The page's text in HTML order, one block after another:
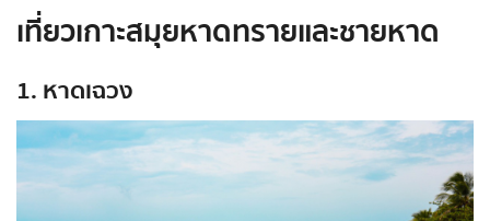
เที่ยวเกาะสมุยหาดทรายและชายหาด
1. หาดเฉวง